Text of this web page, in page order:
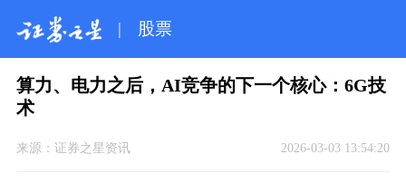
| 股票
算力、电力之后，AI竞争的下一个核心：6G技
术
来源： 证券之星资讯 2026-03-03 13:54:20